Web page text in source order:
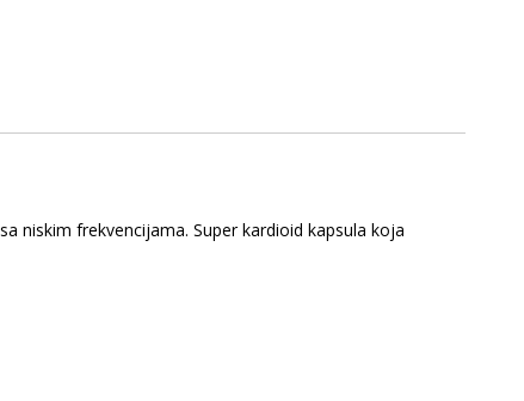
niskim frekvencijama. Super kardioid kapsula koja